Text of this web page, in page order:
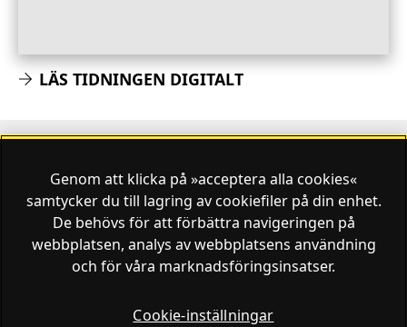
LÄS TIDNINGEN DIGITALT
Finansliv ägs av Finansliv Sverige AB, 556784-8741.
Finansliv producerades av Tidningen Journalisten AB
Genom att klicka på »acceptera alla cookies«
samtycker du till lagring av cookiefiler på din enhet.
De behövs för att förbättra navigeringen på
webbplatsen, analys av webbplatsens användning
och för våra marknadsföringsinsatser.
Cookie-inställningar